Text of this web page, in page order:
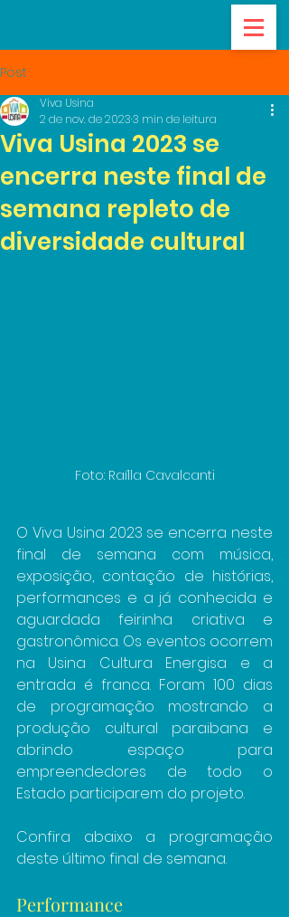
Post
Viva Usina 2023 se
encerra neste final de
semana repleto de
diversidade cultural
Viva Usina
2 de nov. de 20233 min de leitura
Foto: Raílla Cavalcanti
O Viva Usina 2023 se encerra neste
final de semana com música,
exposição, contação de histórias,
performances e a já conhecida e
aguardada feirinha criativa e
gastronômica. Os eventos ocorrem
na Usina Cultura Energisa e a
entrada é franca. Foram 100 dias
de programação mostrando a
produção cultural paraibana e
abrindo espaço para
empreendedores de todo o
Estado participarem do projeto.
Confira abaixo a programação
deste último final de semana.
Performance